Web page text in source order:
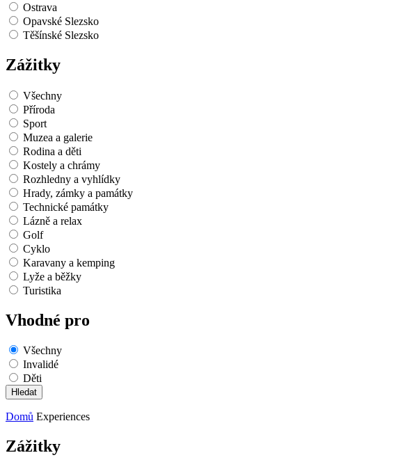
Ostrava
Opavské Slezsko
Těšínské Slezsko
Zážitky
Všechny
Příroda
Sport
Muzea a galerie
Rodina a děti
Kostely a chrámy
Rozhledny a vyhlídky
Hrady, zámky a památky
Technické památky
Lázně a relax
Golf
Cyklo
Karavany a kemping
Lyže a běžky
Turistika
Vhodné pro
Všechny
Invalidé
Děti
Domů Experiences
Zážitky